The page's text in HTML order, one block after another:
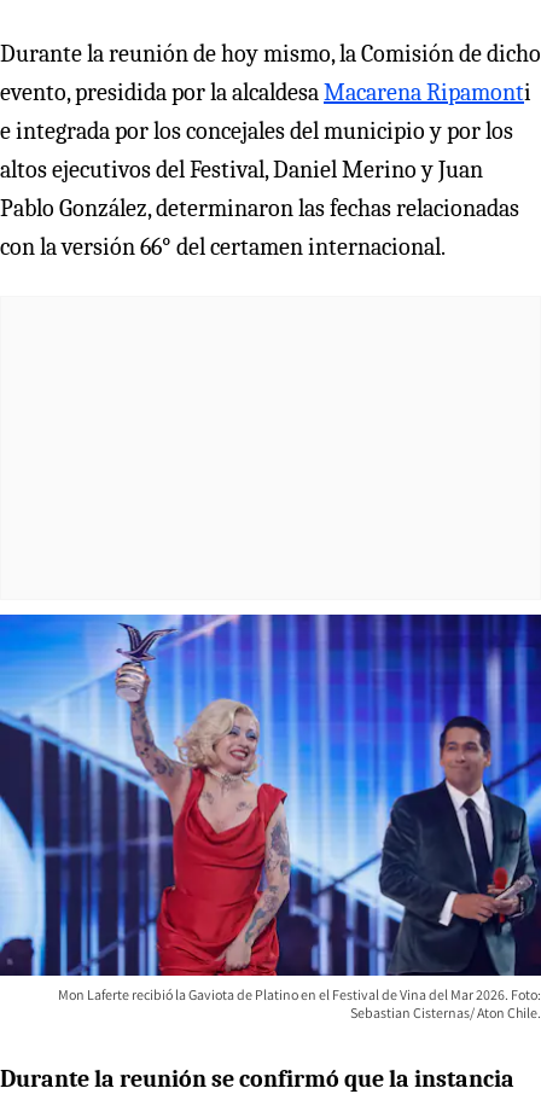
Durante la reunión de hoy mismo, la Comisión de dicho
evento, presidida por la alcaldesaMacarena Ripamonti
e integrada por los concejales del municipio y por los
altos ejecutivos del Festival, Daniel Merino y Juan
Pablo González, determinaron las fechas relacionadas
con la versión 66° del certamen internacional.
Mon Laferte recibió la Gaviota de Platino en el Festival de Vina del Mar 2026. Foto:
Sebastian Cisternas/ Aton Chile.
Durante la reunión se confirmó que la instancia